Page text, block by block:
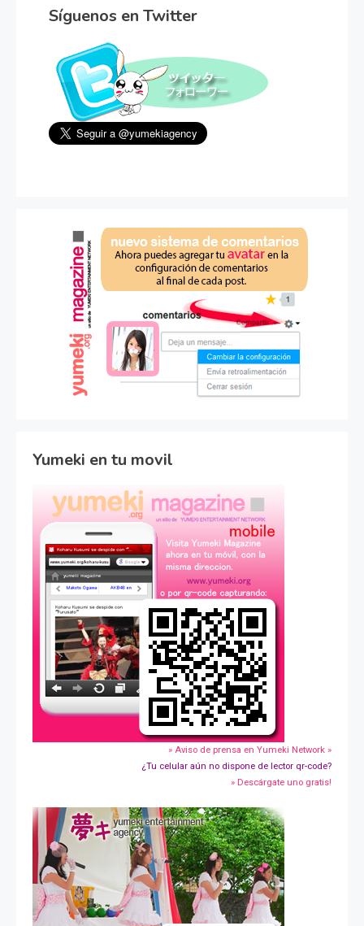
Síguenos en Twitter
Yumeki en tu movil
» Aviso de prensa en Yumeki Network »
¿Tu celular aún no dispone de lector qr-code?
» Descárgate uno gratis!